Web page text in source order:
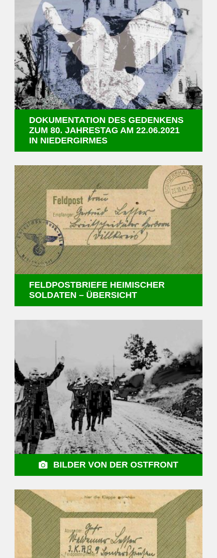
DOKUMENTATION DES GEDENKENS
ZUM 80. JAHRESTAG AM 22.06.2021
IN NIEDERGIRMES
FELDPOSTBRIEFE HEIMISCHER
SOLDATEN – ÜBERSICHT
BILDER VON DER OSTFRONT